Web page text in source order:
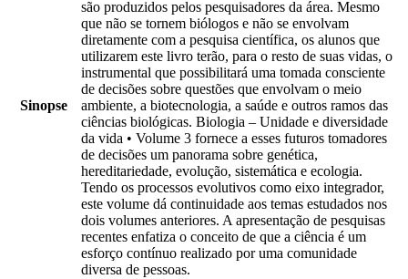
Sinopse
são produzidos pelos pesquisadores da área. Mesmo
que não se tornem biólogos e não se envolvam
diretamente com a pesquisa científica, os alunos que
utilizarem este livro terão, para o resto de suas vidas, o
instrumental que possibilitará uma tomada consciente
de decisões sobre questões que envolvam o meio
ambiente, a biotecnologia, a saúde e outros ramos das
ciências biológicas. Biologia – Unidade e diversidade
da vida • Volume 3 fornece a esses futuros tomadores
de decisões um panorama sobre genética,
hereditariedade, evolução, sistemática e ecologia.
Tendo os processos evolutivos como eixo integrador,
este volume dá continuidade aos temas estudados nos
dois volumes anteriores. A apresentação de pesquisas
recentes enfatiza o conceito de que a ciência é um
esforço contínuo realizado por uma comunidade
diversa de pessoas.